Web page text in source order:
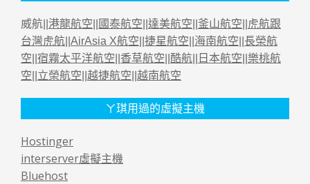
威航|| 港龍航空 國泰航空 達美航空 釜山航空
虎航跟
台灣虎航 AirAsia X航空 捷星航空 海南航空 長榮航
空 宿霧太平洋航空 香草航空 酷航 日本航空 樂桃航
空 立榮航空 越捷航空 越南航空
ㄚ琪用過的虛擬主機
Hostinger
interserver虛擬主機
Bluehost